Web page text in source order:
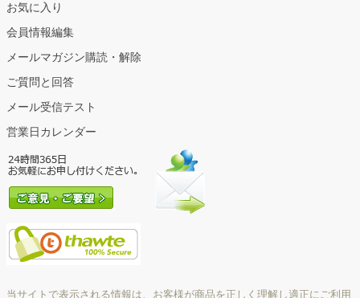
お気に入り
会員情報編集
メールマガジン購読・解除
ご質問と回答
メール受信テスト
営業日カレンダー
当サイトで表示される情報は、お客様が商品を正しく理解し適正にご利用